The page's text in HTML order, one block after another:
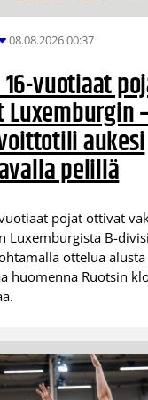
08.08.2026 00:37
vuotiaat
aukesi
pelillä
pojat ottivat
Luxemburgista B-
ottelua
huomenna Ruotsin